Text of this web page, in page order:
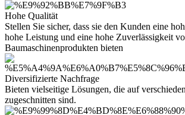
Hohe Qualität
Stellen Sie sicher, dass sie den Kunden eine
hohe Leistung und eine hohe Zuverlässigkeit
Baumaschinenprodukten bieten
Diversifizierte Nachfrage
Bieten vielseitige Lösungen, die auf
zugeschnitten sind.